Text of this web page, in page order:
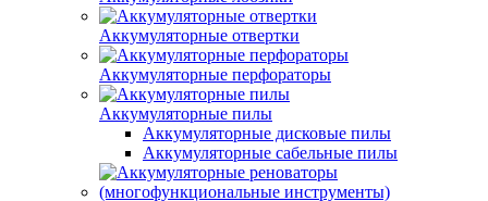
Аккумуляторные отвертки
Аккумуляторные перфораторы
Аккумуляторные пилы
Аккумуляторные дисковые пилы
Аккумуляторные сабельные пилы